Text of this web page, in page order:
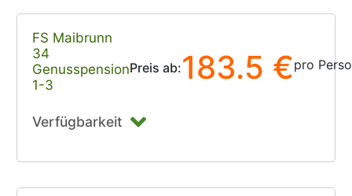
FS Maibrunn
34
Genusspension
1-3
Preis ab:183.5 €pro
Verfügbarkeit